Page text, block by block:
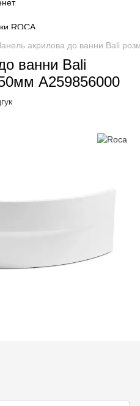
акрилова до ванни Bali
ванни Bali
A259856000